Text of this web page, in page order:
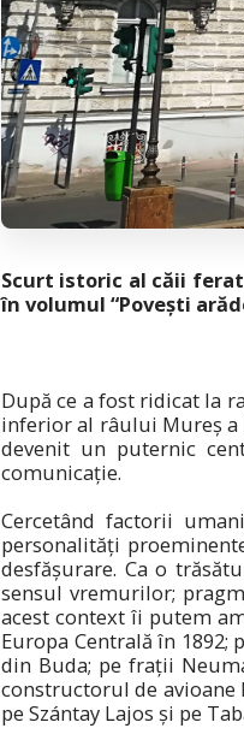
Scurt istoric al căii
în volumul “Povești
După ce a fost ridicat la
inferior al râului Mureș a
devenit un puternic
comunicație.
Cercetând factorii
personalități
desfășurare. Ca o
sensul vremurilor;
acest context îi putem
Europa Centrală în
din Buda; pe frații
constructorul de
pe Szántay Lajos și pe